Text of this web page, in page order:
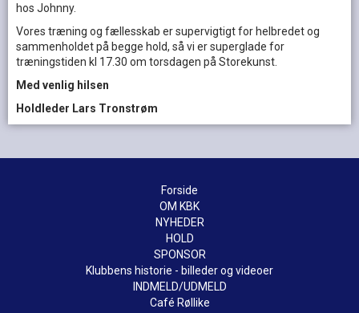
hos Johnny.
Vores træning og fællesskab er supervigtigt for helbredet og
sammenholdet på begge hold, så vi er superglade for
træningstiden kl 17.30 om torsdagen på Storekunst.
Med venlig hilsen
Holdleder Lars Tronstrøm
Forside
OM KBK
NYHEDER
HOLD
SPONSOR
Klubbens historie - billeder og videoer
INDMELD/UDMELD
Café Røllike